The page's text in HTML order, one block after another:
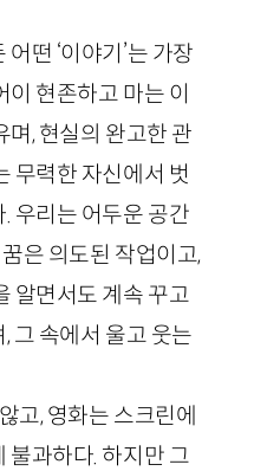
떤 ‘이야기’는 가장
현존하고 마는 이
, 현실의 완고한 관
무력한 자신에서 벗
우리는 어두운 공간
은 의도된 작업이고,
알면서도 계속 꾸고
그 속에서 울고 웃는
고, 영화는 스크린에
불과하다. 하지만 그